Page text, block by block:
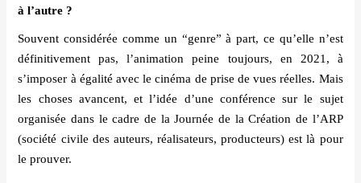
àl’autre ?
Souvent considérée comme un “genre” à part, ce qu’elle n’est
définitivement pas, l’animation peine toujours, en 2021, à
s’imposer à égalité avec le cinéma de prise de vues réelles. Mais
les choses avancent, et l’idée d’une conférence sur le sujet
organisée dans le cadre de la Journée de la Création de l’ARP
(société civile des auteurs, réalisateurs, producteurs) est là pour
le prouver.